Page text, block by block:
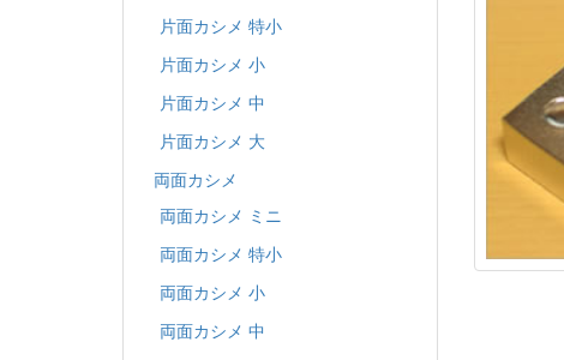
片面カシメ 特小
片面カシメ 小
片面カシメ 中
片面カシメ 大
両面カシメ
両面カシメ ミニ
両面カシメ 特小
両面カシメ 小
両面カシメ 中